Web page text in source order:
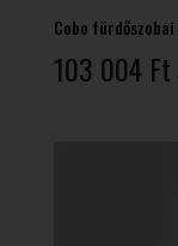
Cobo
103 004 Ft